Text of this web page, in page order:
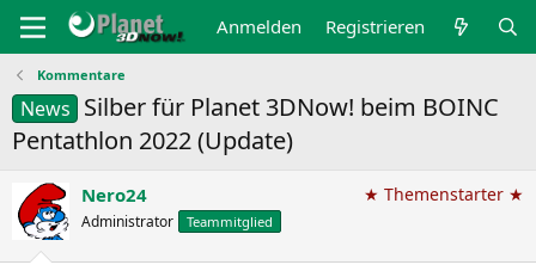
Anmelden Registrieren
Kommentare
News Silber für Planet 3DNow! beim BOINC
Pentathlon 2022 (Update)
Nero24
Administrator Teammitglied
★ Themenstarter ★